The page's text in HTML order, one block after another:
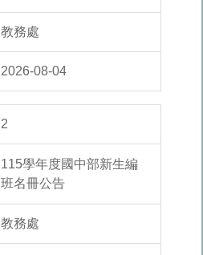
教務處
2026-08-04
2
115學年度國中部新生編
班名冊公告
教務處